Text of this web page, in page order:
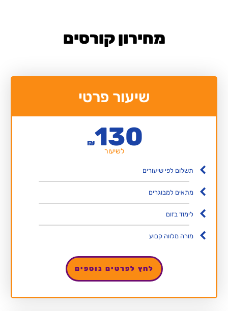
מחירון קורסים
שיעור פרטי
₪130
לשיעור
תשלום לפי שיעורים
מתאים למבוגרים
לימוד בזום
מורה מלווה קבוע
לחץ לפרטים נוספים